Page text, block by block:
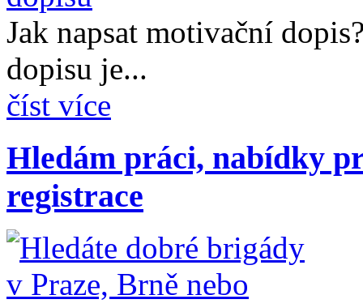
Jak napsat motivační
dopisu je...
číst více
Hledám práci, nabídky
registrace